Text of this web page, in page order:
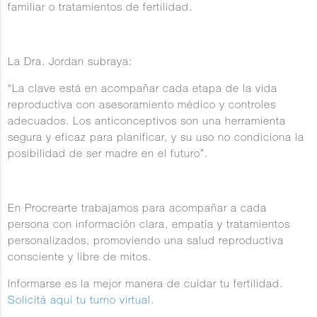
familiar o tratamientos de fertilidad.
La Dra. Jordan subraya:
“La clave está en acompañar cada etapa de la vida
reproductiva con asesoramiento médico y controles
adecuados. Los anticonceptivos son una herramienta
segura y eficaz para planificar, y su uso no condiciona la
posibilidad de ser madre en el futuro”.
En Procrearte trabajamos para acompañar a cada
persona con información clara, empatía y tratamientos
personalizados, promoviendo una salud reproductiva
consciente y libre de mitos.
Informarse es la mejor manera de cuidar tu fertilidad.
Solicitá aquí tu turno virtual.